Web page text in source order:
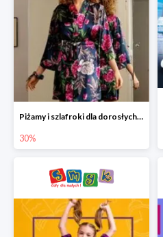
Piżamy i szlafroki dla dorosłych w Smyku do -30%
30%